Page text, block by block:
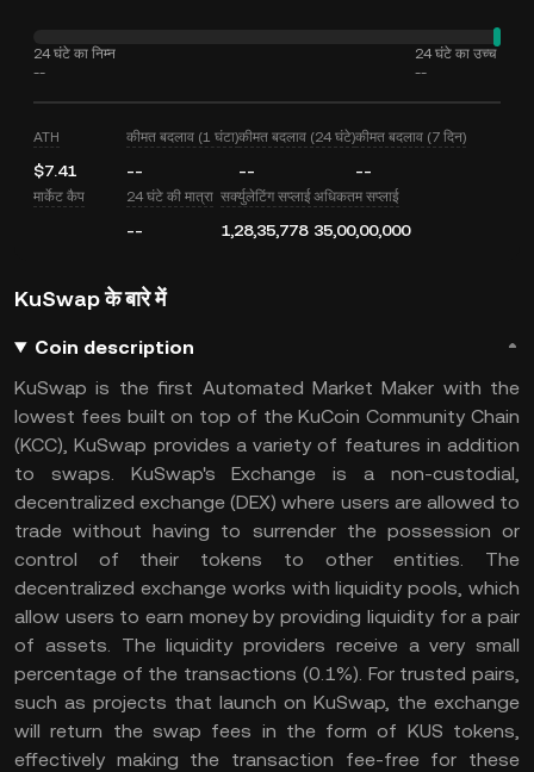
24 घंटे का निम्न
--
24 घंटे का उच्च
--
ATH
$7.41
कीमत बदलाव (1 घंटा)
--
कीमत बदलाव (24 घंटे)
--
कीमत बदलाव (7 दिन)
--
मार्केट कैप 24 घंटे की मात्रा
--
सर्क्युलेटिंग सप्लाई
1,28,35,778
अधिकतम सप्लाई
35,00,00,000
KuSwap के बारे में
Coin description
KuSwap is the first Automated Market Maker with the
lowest fees built on top of the KuCoin Community Chain
(KCC), KuSwap provides a variety of features in addition
to swaps. KuSwap's Exchange is a non-custodial,
decentralized exchange (DEX) where users are allowed to
trade without having to surrender the possession or
control of their tokens to other entities. The
decentralized exchange works with liquidity pools, which
allow users to earn money by providing liquidity for a pair
of assets. The liquidity providers receive a very small
percentage of the transactions (0.1%). For trusted pairs,
such as projects that launch on KuSwap, the exchange
will return the swap fees in the form of KUS tokens,
effectively making the transaction fee-free for these